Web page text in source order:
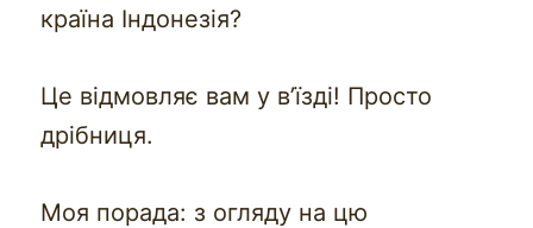
країна Індонезія?
Це відмовляє вам у в’їзді! Просто
дрібниця.
Моя порада: з огляду на цю